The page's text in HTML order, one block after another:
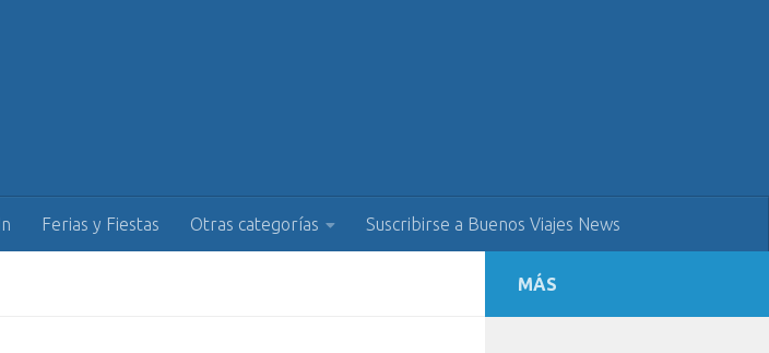
Ferias y Fiestas Otras categorías Suscribirse a Buenos Viajes News
MÁS